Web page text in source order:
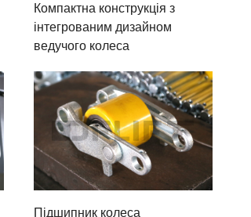
Компактна конструкція з
інтегрованим дизайном
ведучого колеса
Підшипник колеса